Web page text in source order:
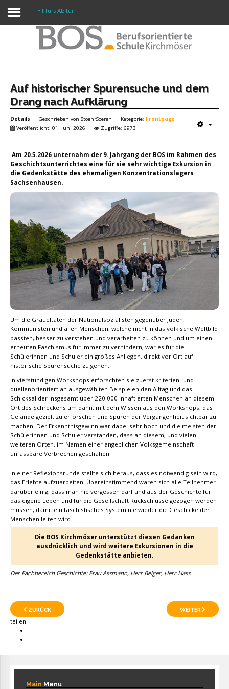
Warning: "continue" targeting switch is equivalent
Home
Profil
Unsere Schule
Termine
Fit fürs Abitur
Auf historischer Spurensuche und dem
Drang nach Aufklärung
Details Geschrieben von StoehrSoeren Kategorie: Frontpage
Veröffentlicht: 01. Juni 2026
Zugriffe: 6973
Am 20.5.2026 unternahm der 9. Jahrgang der BOS im Rahmen des
Geschichtsunterrichtes eine für sie sehr wichtige Exkursion in
die Gedenkstätte des ehemaligen Konzentrationslagers
Sachsenhausen.
Um die Gräueltaten der Nationalsozialisten gegenüber Juden,
Kommunisten und allen Menschen, welche nicht in das völkische Weltbild
passten, besser zu verstehen und verarbeiten zu können und um einen
erneuten Faschismus für immer zu verhindern, war es für die
Schülerinnen und Schüler ein großes Anliegen, direkt vor Ort auf
historische Spurensuche zu gehen.
In vierstündigen Workshops erforschten sie zuerst kriterien- und
quellenorientiert an ausgewählten Beispielen den Alltag und das
Schicksal der insgesamt über 220 000 inhaftierten Menschen an diesem
Ort des Schreckens um dann, mit dem Wissen aus den Workshops, das
Gelände gezielt zu erforschen und Spuren der Vergangenheit sichtbar zu
machen. Der Erkenntnisgewinn war dabei sehr hoch und die meisten der
Schülerinnen und Schüler verstanden, dass an diesem, und vielen
weiteren Orten, im Namen einer angeblichen Volksgemeinschaft
unfassbare Verbrechen geschahen.
In einer Reflexionsrunde stellte sich heraus, dass es notwendig sein wird,
das Erlebte aufzuarbeiten. Übereinstimmend waren sich alle Teilnehmer
darüber einig, dass man nie vergessen darf und aus der Geschichte für
das eigene Leben und für die Gesellschaft Rückschlüsse gezogen werden
müssen, damit ein faschistisches System nie wieder die Geschicke der
Menschen leiten wird.
Die BOS Kirchmöser unterstützt diesen Gedanken
ausdrücklich und wird weitere Exkursionen in die
Gedenkstätte anbieten.
Der Fachbereich Geschichte: Frau Assmann, Herr Belger, Herr Hass
ZURÜCK WEITER
teilen
Main Menu